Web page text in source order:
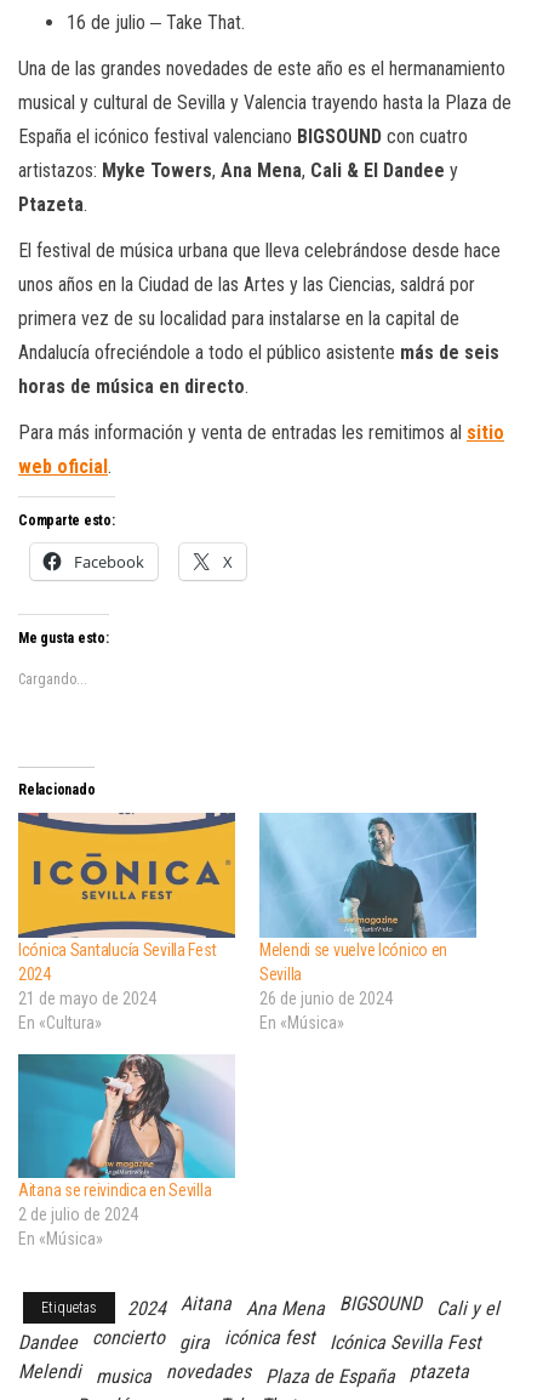
16 de julio ‒ Take That.
Una de las grandes novedades de este año es el hermanamiento
musical y cultural de Sevilla y Valencia trayendo hasta la Plaza de
España el icónico festival valenciano BIGSOUND con cuatro
artistazos: Myke Towers, Ana Mena, Cali & El Dandee y
Ptazeta.
El festival de música urbana que lleva celebrándose desde hace
unos años en la Ciudad de las Artes y las Ciencias, saldrá por
primera vez de su localidad para instalarse en la capital de
Andalucía ofreciéndole a todo el público asistente más de seis
horas de música en directo.
Para más información y venta de entradas les remitimos al sitio
web oficial .
Comparte esto:
Facebook X
Me gusta esto:
Cargando...
Relacionado
Icónica Santalucía Sevilla Fest
2024
21 de mayo de 2024
En «Cultura»
Melendi se vuelve Icónico en
Sevilla
26 de junio de 2024
En «Música»
Aitana se reivindica en Sevilla
2 de julio de 2024
En «Música»
Etiquetas 2024 Aitana Ana Mena BIGSOUND
Cali y el
Dandee
concierto gira icónica fest
Icónica Sevilla Fest
Melendi
musica novedades Plaza de España
ptazeta